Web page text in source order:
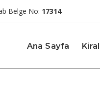
Belge No: 17314
Ana Sayfa